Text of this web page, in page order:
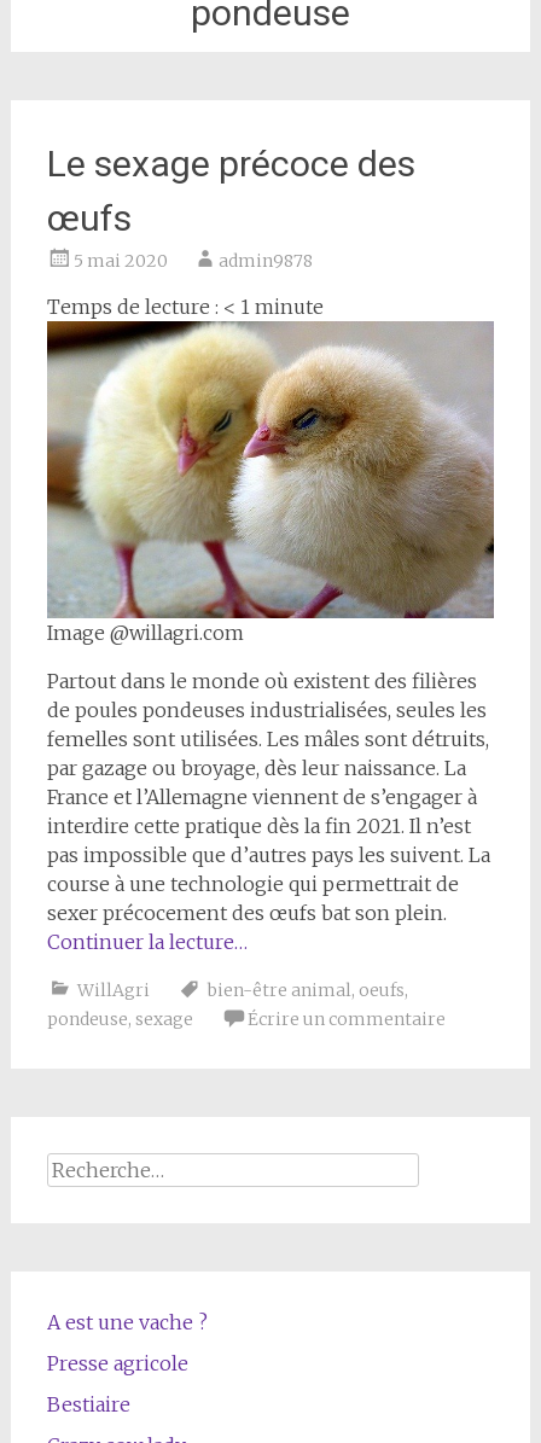
pondeuse
Le sexage précoce des
œufs
5 mai 2020 admin9878
Temps de lecture : < 1 minute
Image @willagri.com
Partout dans le monde où existent des filières
de poules pondeuses industrialisées, seules les
femelles sont utilisées. Les mâles sont détruits,
par gazage ou broyage, dès leur naissance. La
France et l’Allemagne viennent de s’engager à
interdire cette pratique dès la fin 2021. Il n’est
pas impossible que d’autres pays les suivent. La
course à une technologie qui permettrait de
sexer précocement des œufs bat son plein.
Continuer la lecture…
WillAgri bien-être animal, oeufs,
pondeuse, sexage Écrire un commentaire
Rechercher :
A est une vache ?
Presse agricole
Bestiaire